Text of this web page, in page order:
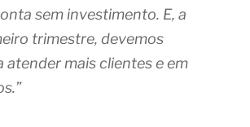
sem investimento. E, a
trimestre, devemos
atender mais clientes e em